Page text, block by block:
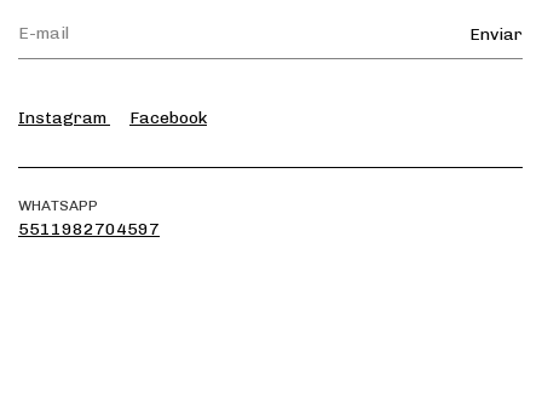
Instagram Facebook
WHATSAPP
5511982704597